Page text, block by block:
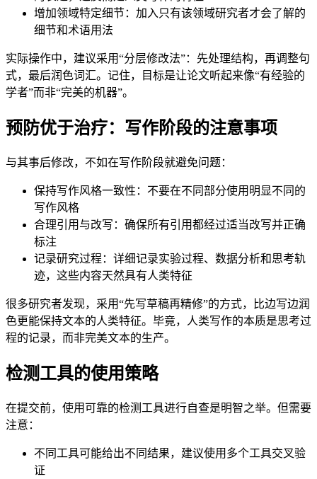
增加领域特定细节：加入只有该领域研究者才会了解的
细节和术语用法
实际操作中，建议采用“分层修改法”：先处理结构，再调整句
式，最后润色词汇。记住，目标是让论文听起来像“有经验的
学者”而非“完美的机器”。
预防优于治疗：写作阶段的注意事项
与其事后修改，不如在写作阶段就避免问题：
保持写作风格一致性：不要在不同部分使用明显不同的
写作风格
合理引用与改写：确保所有引用都经过适当改写并正确
标注
记录研究过程：详细记录实验过程、数据分析和思考轨
迹，这些内容天然具有人类特征
很多研究者发现，采用“先写草稿再精修”的方式，比边写边润
色更能保持文本的人类特征。毕竟，人类写作的本质是思考过
程的记录，而非完美文本的生产。
检测工具的使用策略
在提交前，使用可靠的检测工具进行自查是明智之举。但需要
注意：
不同工具可能给出不同结果，建议使用多个工具交叉验
证